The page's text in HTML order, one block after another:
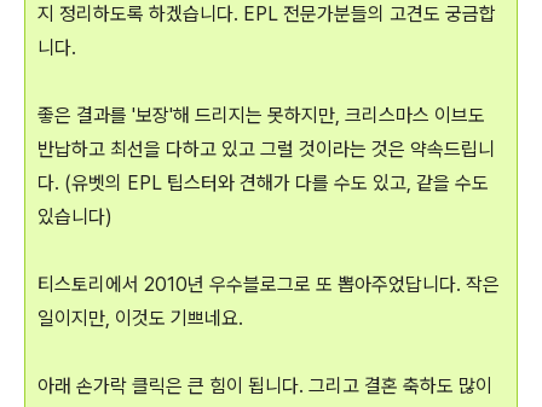
지 정리하도록 하겠습니다. EPL 전문가분들의 고견도 궁금합
니다.
좋은 결과를 '보장'해 드리지는 못하지만, 크리스마스 이브도
반납하고 최선을 다하고 있고 그럴 것이라는 것은 약속드립니
다. (유벳의 EPL 팁스터와 견해가 다를 수도 있고, 같을 수도
있습니다)
티스토리에서 2010년 우수블로그로 또 뽑아주었답니다. 작은
일이지만, 이것도 기쁘네요.
아래 손가락 클릭은 큰 힘이 됩니다. 그리고 결혼 축하도 많이